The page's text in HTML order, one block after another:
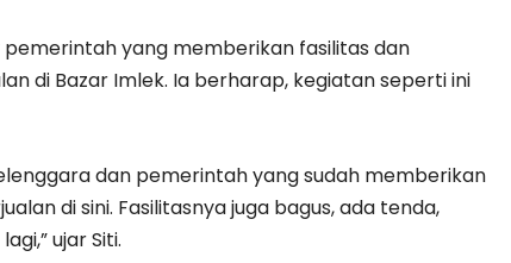
yang memberikan fasilitas dan
di Bazar Imlek. Ia berharap, kegiatan seperti ini
dan pemerintah yang sudah memberikan
di sini. Fasilitasnya juga bagus, ada tenda,
ujar Siti.